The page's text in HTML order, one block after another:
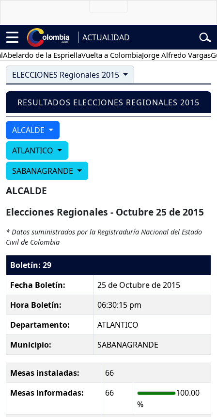
ACTUALIDAD
de la EspriellaVuelta a ColombiaJorge Alfredo Vargas
ELECCIONES Regionales 2015
RESULTADOS ELECCIONES REGIONALES 2015
ALCALDE
ATLANTICO
SABANAGRANDE
ALCALDE
Elecciones Regionales - Octubre 25 de 2015
* Datos suministrados por la Registraduría Nacional del Estado
Civil de Colombia
Boletín: 29
Fecha Boletín:
25 de Octubre de 2015
Hora Boletín:
06:30:15 pm
Departamento:
ATLANTICO
Municipio:
SABANAGRANDE
Mesas instaladas:
66
Mesas informadas:
66
100.00
%